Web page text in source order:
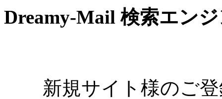
Dreamy-Mail 検索エン
新規サイト様のご登